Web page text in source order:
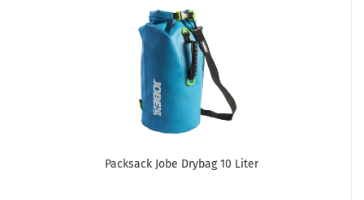
Packsack Jobe Drybag 10 Liter